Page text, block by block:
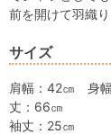
前を開けて羽織
サイズ
肩幅：42㎝ 身
丈：66㎝
袖丈：25㎝